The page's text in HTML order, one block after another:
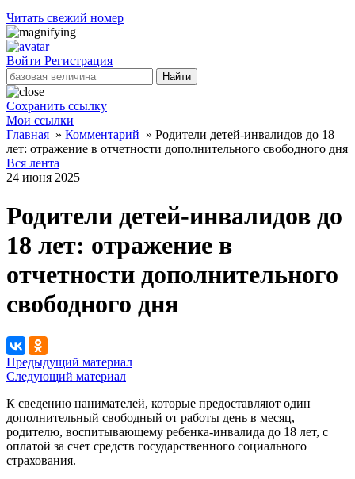
Читать свежий номер
Войти Регистрация
Найти
Сохранить ссылку
Мои ссылки
Главная » Комментарий » Родители детей-инвалидов до 18
лет: отражение в отчетности дополнительного свободного дня
Вся лента
24 июня 2025
Родители детей-инвалидов до
18 лет: отражение в
отчетности дополнительного
свободного дня
Предыдущий материал
Следующий материал
К сведению нанимателей, которые предоставляют один
дополнительный свободный от работы день в месяц,
родителю, воспитывающему ребенка-инвалида до 18 лет, с
оплатой за счет средств государственного социального
страхования.